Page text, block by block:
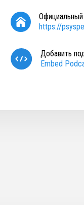
Официальный
https://
Добавить
Embed